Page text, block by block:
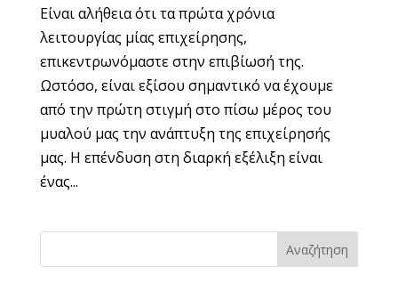
Είναι αλήθεια ότι τα πρώτα χρόνια
λειτουργίας μίας επιχείρησης,
επικεντρωνόμαστε στην επιβίωσή της.
Ωστόσο, είναι εξίσου σημαντικό να έχουμε
από την πρώτη στιγμή στο πίσω μέρος του
μυαλού μας την ανάπτυξη της επιχείρησής
μας. Η επένδυση στη διαρκή εξέλιξη είναι
ένας...